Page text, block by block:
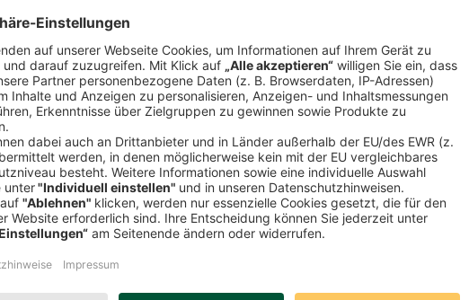
schützen Sie Ihre Lieben im Todesfall vor finanziellen Risiken.